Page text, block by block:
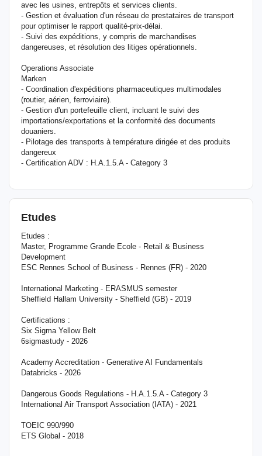
avec les usines, entrepôts et services clients.
- Gestion et évaluation d'un réseau de prestataires de transport
pour optimiser le rapport qualité-prix-délai.
- Suivi des expéditions, y compris de marchandises
dangereuses, et résolution des litiges opérationnels.
Operations Associate
Marken
- Coordination d'expéditions pharmaceutiques multimodales
(routier, aérien, ferroviaire).
- Gestion d'un portefeuille client, incluant le suivi des
importations/exportations et la conformité des documents
douaniers.
- Pilotage des transports à température dirigée et des produits
dangereux
- Certification ADV : H.A.1.5.A - Category 3
Etudes
Etudes :
Master, Programme Grande Ecole - Retail & Business
Development
ESC Rennes School of Business - Rennes (FR) - 2020
International Marketing - ERASMUS semester
Sheffield Hallam University - Sheffield (GB) - 2019
Certifications :
Six Sigma Yellow Belt
6sigmastudy - 2026
Academy Accreditation - Generative AI Fundamentals
Databricks - 2026
Dangerous Goods Regulations - H.A.1.5.A - Category 3
International Air Transport Association (IATA) - 2021
TOEIC 990/990
ETS Global - 2018